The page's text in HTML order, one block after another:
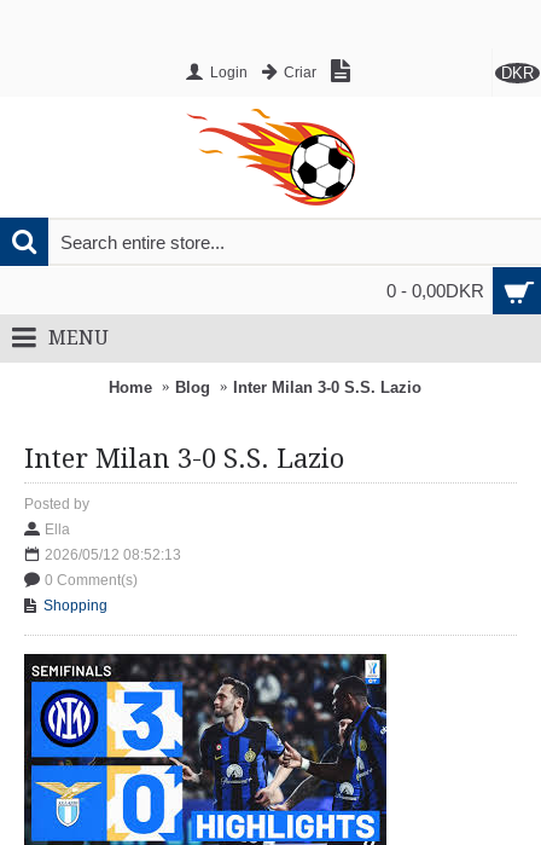
DKR
Login Criar
0 - 0,00DKR
MENU
Home Blog Inter Milan 3-0 S.S. Lazio
Inter Milan 3-0 S.S. Lazio
Posted by
Ella
2026/05/12 08:52:13
0 Comment(s)
Shopping